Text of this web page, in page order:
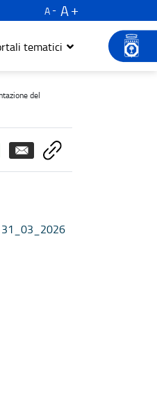
A
A
tematici
al 20/05/2026 per la
del
31_03_2026